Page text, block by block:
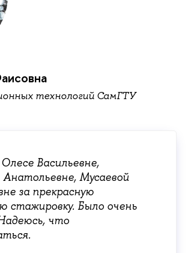
технологий СамГТУ
Васильевне,
Мусаевой
за прекрасную
стажировку. Было очень
что